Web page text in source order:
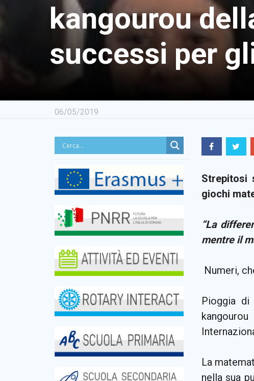
kangourou
successi per
06/05/2019
Strepitosi
giochi
“La
mentre il
Numeri,
Pioggia
La
nella sua